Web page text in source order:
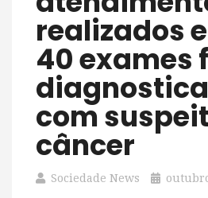
realizados
40 exames
com
câncer
Sociedade News